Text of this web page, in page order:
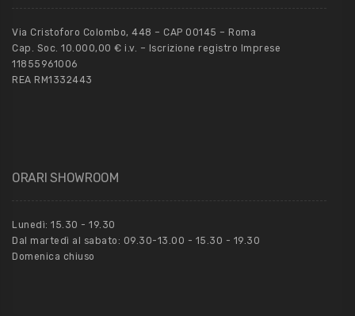
Via Cristoforo Colombo, 448 – CAP 00145 – Roma
Cap. Soc. 10.000,00 € i.v. – Iscrizione registro Imprese
11855961006
REA RM1332443
ORARI SHOWROOM
Lunedì: 15.30 - 19.30
Dal martedì al sabato: 09.30-13.00 - 15.30 - 19.30
Domenica chiuso